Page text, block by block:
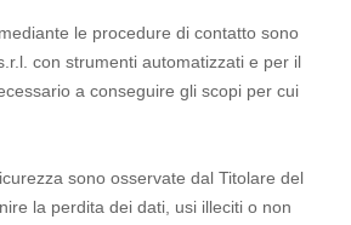
le procedure di contatto sono
con strumenti automatizzati e per il
a conseguire gli scopi per cui
sono osservate dal Titolare del
la perdita dei dati, usi illeciti o non